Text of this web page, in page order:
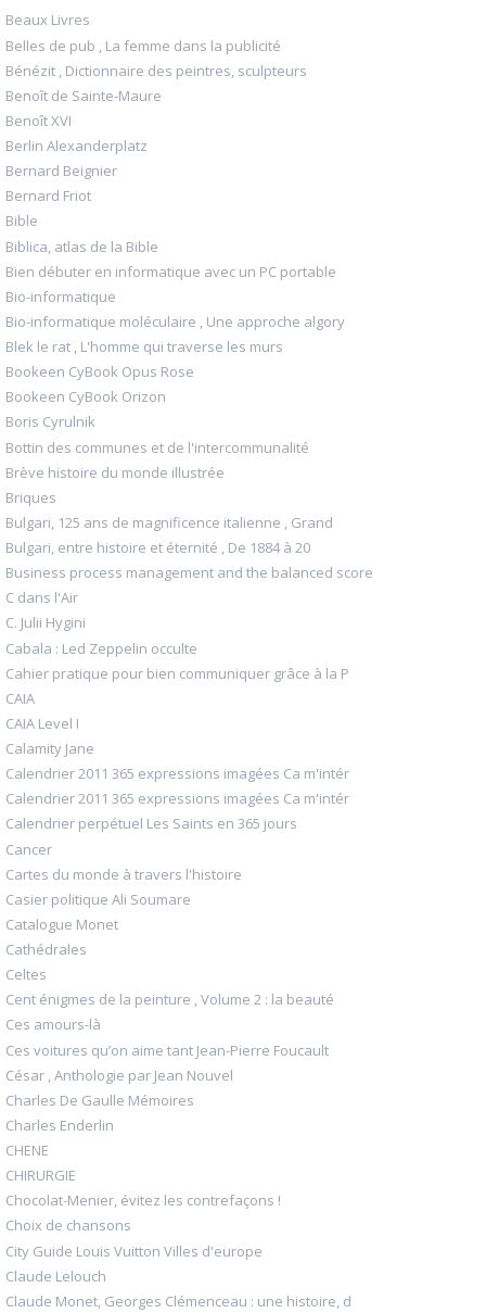
Beaux Livres
Belles de pub , La femme dans la publicité
Bénézit , Dictionnaire des peintres, sculpteurs
Benoît de Sainte-Maure
Benoît XVI
Berlin Alexanderplatz
Bernard Beignier
Bernard Friot
Bible
Biblica, atlas de la Bible
Bien débuter en informatique avec un PC portable
Bio-informatique
Bio-informatique moléculaire , Une approche algory
Blek le rat , L'homme qui traverse les murs
Bookeen CyBook Opus Rose
Bookeen CyBook Orizon
Boris Cyrulnik
Bottin des communes et de l'intercommunalité
Brève histoire du monde illustrée
Briques
Bulgari, 125 ans de magnificence italienne , Grand
Bulgari, entre histoire et éternité , De 1884 à 20
Business process management and the balanced score
C dans l'Air
C. Julii Hygini
Cabala : Led Zeppelin occulte
Cahier pratique pour bien communiquer grâce à la P
CAIA
CAIA Level I
Calamity Jane
Calendrier 2011 365 expressions imagées Ca m'intér
Calendrier 2011 365 expressions imagées Ca m'intér
Calendrier perpétuel Les Saints en 365 jours
Cancer
Cartes du monde à travers l'histoire
Casier politique Ali Soumare
Catalogue Monet
Cathédrales
Celtes
Cent énigmes de la peinture , Volume 2 : la beauté
Ces amours-là
Ces voitures qu’on aime tant Jean-Pierre Foucault
César , Anthologie par Jean Nouvel
Charles De Gaulle Mémoires
Charles Enderlin
CHENE
CHIRURGIE
Chocolat-Menier, évitez les contrefaçons !
Choix de chansons
City Guide Louis Vuitton Villes d'europe
Claude Lelouch
Claude Monet, Georges Clémenceau : une histoire, d